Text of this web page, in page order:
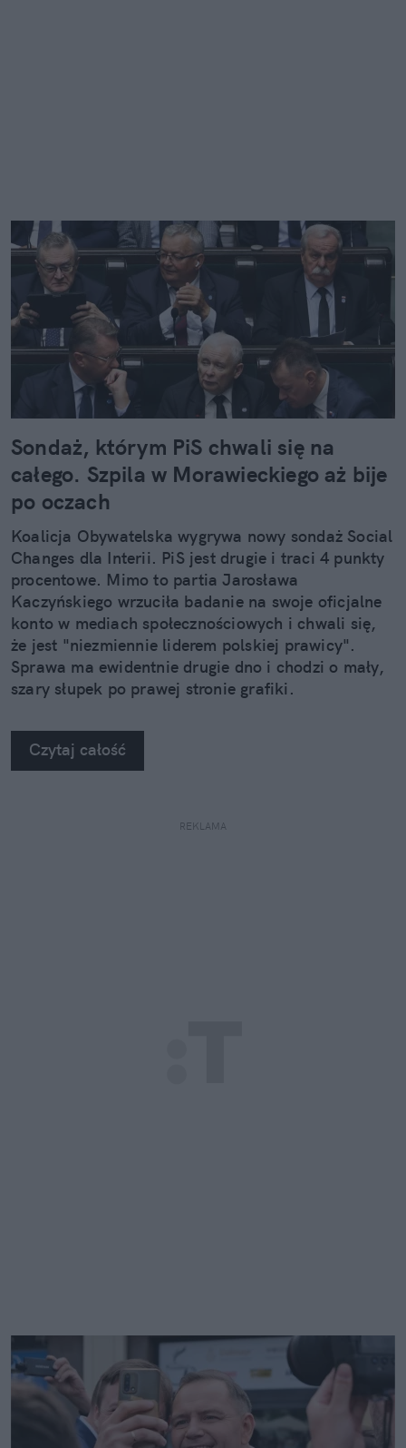
Sondaż, którym PiS chwali się na
całego. Szpila w Morawieckiego aż bije
po oczach
Koalicja Obywatelska wygrywa nowy sondaż Social
Changes dla Interii. PiS jest drugie i traci 4 punkty
procentowe. Mimo to partia Jarosława
Kaczyńskiego wrzuciła badanie na swoje oficjalne
konto w mediach społecznościowych i chwali się,
że jest "niezmiennie liderem polskiej prawicy".
Sprawa ma ewidentnie drugie dno i chodzi o mały,
szary słupek po prawej stronie grafiki.
Czytaj całość
REKLAMA